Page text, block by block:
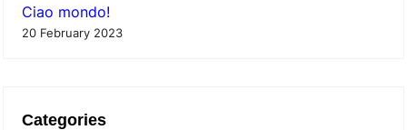
o
!
Ciao mondo!
20 February 2023
Categories